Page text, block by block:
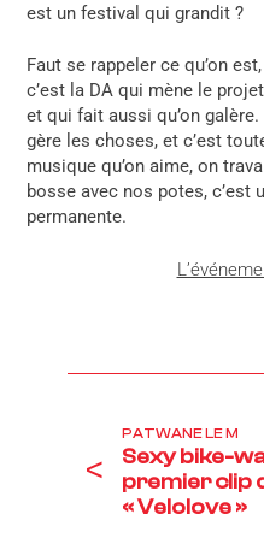
est un festival qui grandit ?
Faut se rappeler ce qu’on
c’est la DA qui mène le
et qui fait aussi qu’on
gère les choses, et c’est
musique qu’on aime, on
bosse avec nos potes, c’est
permanente.
<
PATWANE LE M
Sexy bike-
premier clip
« Velolove »